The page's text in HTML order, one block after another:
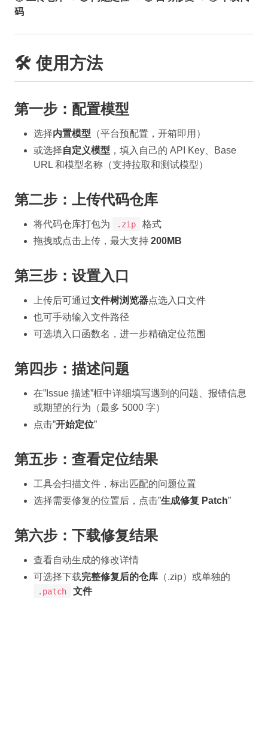
码
🛠️ 使用方法
第一步：配置模型
选择内置模型 （平台预配置，开箱即用）
或选择自定义模型 ，填入自己的 API Key、Base
URL 和模型名称（支持拉取和测试模型）
第二步：上传代码仓库
将代码仓库打包为 .zip
格式
拖拽或点击上传，最大支持 200MB
第三步：设置入口
上传后可通过文件树浏览器点选入口文件
也可手动输入文件路径
可选填入口函数名，进一步精确定位范围
第四步：描述问题
在”Issue 描述”框中详细填写遇到的问题、报错信息
或期望的行为（最多 5000 字）
点击”开始定位”
第五步：查看定位结果
工具会扫描文件，标出匹配的问题位置
选择需要修复的位置后，点击”生成修复 Patch”
第六步：下载修复结果
查看自动生成的修改详情
可选择下载完整修复后的仓库 （.zip）或单独的
.patch 文件